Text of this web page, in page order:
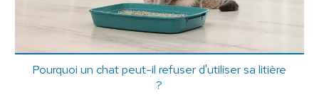
Pourquoi un chat peut-il refuser d'utiliser sa litière
?